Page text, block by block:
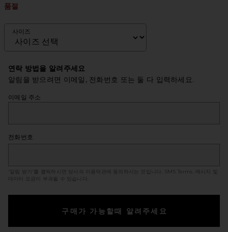
품절
사이즈
연락 방법을 알려주세요
알림을 받으려면 이메일, 전화번호 또는 둘 다 입력하세요.
이메일 주소
전화번호
'알림 받기'를 클릭하시면 당사의 이용약관에 동의하시는 것입니다. SMS Terms
. 메시지 및
데이터 요금이 부과될 수 있습니다.
구매가 가능할때 알려주세요